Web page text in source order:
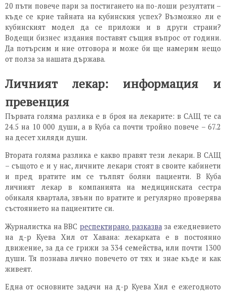
20 пъти повече пари за постигането на по-лоши резултати –
къде се крие тайната на кубинския успех? Възможно ли е
кубинският модел да се приложи и в други страни?
Водещи бизнес издания поставят същия въпрос от години.
Да потърсим и ние отговора и може би ще намерим нещо
от полза за нашата държава.
Личният лекар: информация и
превенция
Първата голяма разлика е в броя на лекарите: в САЩ те са
24.5 на 10 000 души, а в Куба са почти тройно повече – 67.2
на десет хиляди души.
Втората голяма разлика е какво правят тези лекари. В САЩ
– същото е и у нас, личните лекари стоят в своите кабинети
и пред вратите им се тълпят болни пациенти. В Куба
личният лекар в компанията на медицинската сестра
обикаля квартала, звъни по вратите и регулярно проверява
състоянието на пациентите си.
Журналистка на BBC респектирано разказва за ежедневието
на д-р Куева Хил от Хавана: лекарката е в постоянно
движение, за да се грижи за 334 семейства, или почти 1300
души. Тя познава лично повечето от тях и знае къде и как
живеят.
Една от основните задачи на д-р Куева Хил е ежегодното